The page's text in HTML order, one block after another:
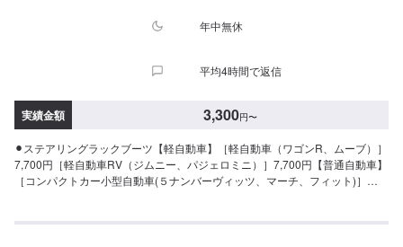
年中無休
平均4時間で返信
実績金額 3,300円〜
⚫︎ステアリングラックブーツ【軽自動車】［軽自動車（ワゴンR、ムーブ）］
7,700円［軽自動車RV（ジムニー、パジェロミニ）］7,700円【普通自動車】
［コンパクトカー小型自動車(５ナンバーヴィッツ、マーチ、フィット)］
マ、デリカ）］8,800円［SUVクロカン（ハイラックス、パジェロ）］8,800